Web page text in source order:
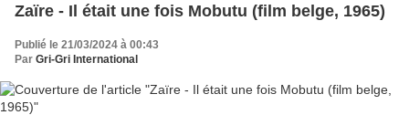
Zaïre - Il était une fois Mobutu (film belge, 1965)
Publié le 21/03/2024 à 00:43
Par Gri-Gri International